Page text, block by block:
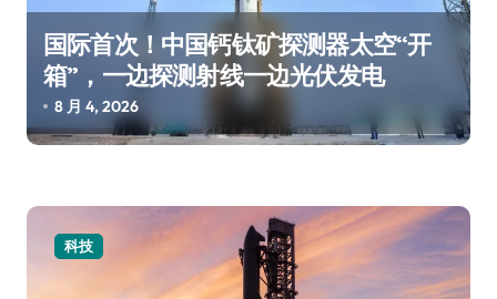
国际首次！中国钙钛矿探测器太空“开
箱”，一边探测射线一边光伏发电
8 月 4, 2026
科技